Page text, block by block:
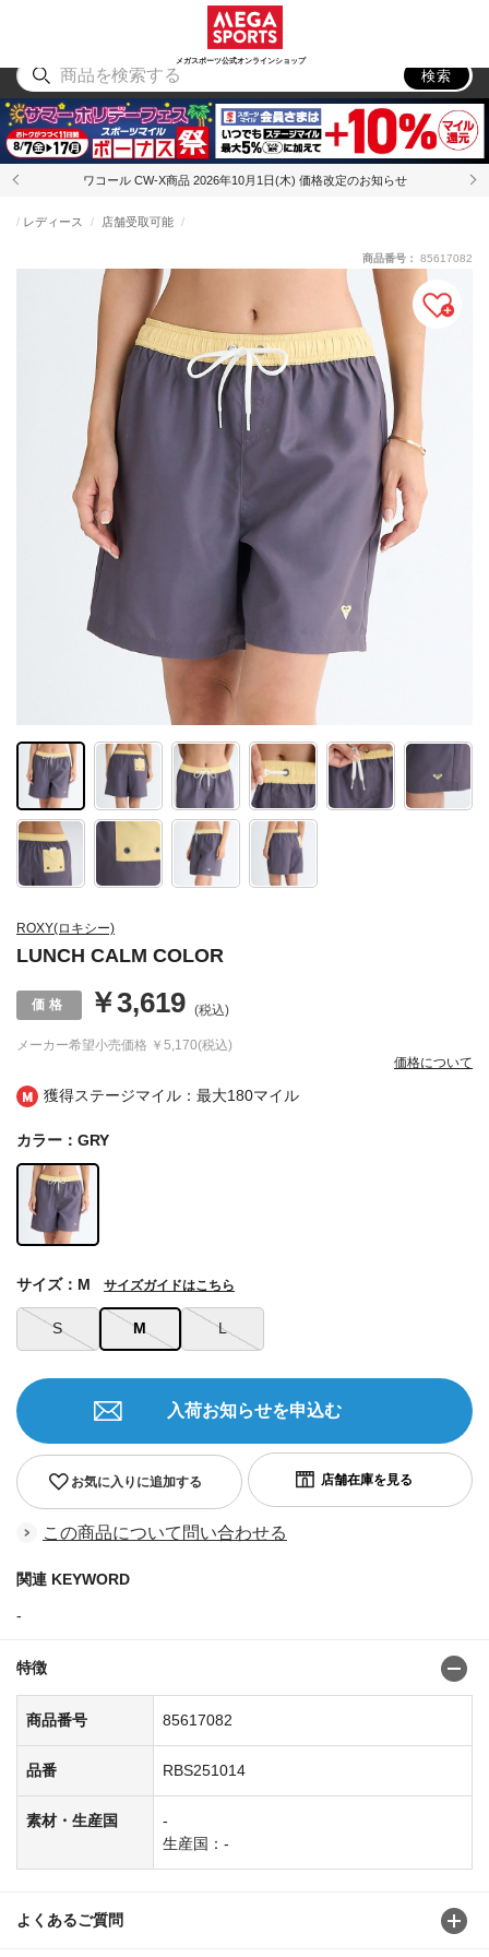
メガスポーツ公式オンラインショップ
アウトドア
検索
ワコール CW-X商品 2026年10月1日(木) 価格改定のお知らせ
獲得ステージマイル：最大180マイル
ROXY(ロキシー)
LUNCH CALM COLOR
レディース 店舗受取可能
メーカー希望小売価格 ￥5,170(税込)
￥3,619 (税込)
価格について
商品番号： 85617082
カラー：GRY
S M L
サイズ：M サイズガイドはこちら
お気に入りに追加する
入荷お知らせを申込む
この商品について問い合わせる
関連 KEYWORD
-
特徴
商品番号 85617082
品番 RBS251014
素材・生産国
-
生産国：-
よくあるご質問